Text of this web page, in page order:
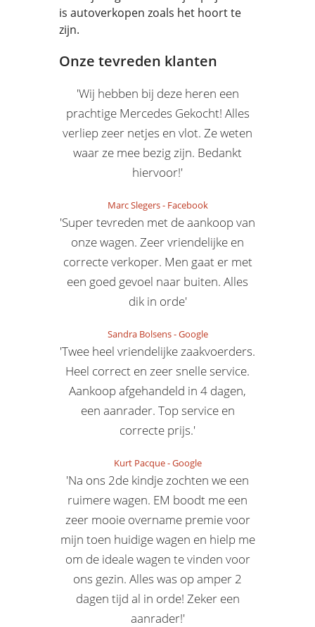
is autoverkopen zoals het hoort te
zijn.
Onze tevreden klanten
'Wij hebben bij deze heren een
prachtige Mercedes Gekocht! Alles
verliep zeer netjes en vlot. Ze weten
waar ze mee bezig zijn. Bedankt
hiervoor!'
Marc Slegers- Facebook
'Super tevreden met de aankoop van
onze wagen. Zeer vriendelijke en
correcte verkoper. Men gaat er met
een goed gevoel naar buiten. Alles
dik in orde'
Sandra Bolsens-Google
'Twee heel vriendelijke zaakvoerders.
Heel correct en zeer snelle service.
Aankoop afgehandeld in 4 dagen,
een aanrader. Top service en
correcte prijs.'
Kurt Pacque-Google
'Na ons 2de kindje zochten we een
ruimere wagen. EM boodt me een
zeer mooie overname premie voor
mijn toen huidige wagen en hielp me
om de ideale wagen te vinden voor
ons gezin. Alles was op amper 2
dagen tijd al in orde! Zeker een
aanrader!'